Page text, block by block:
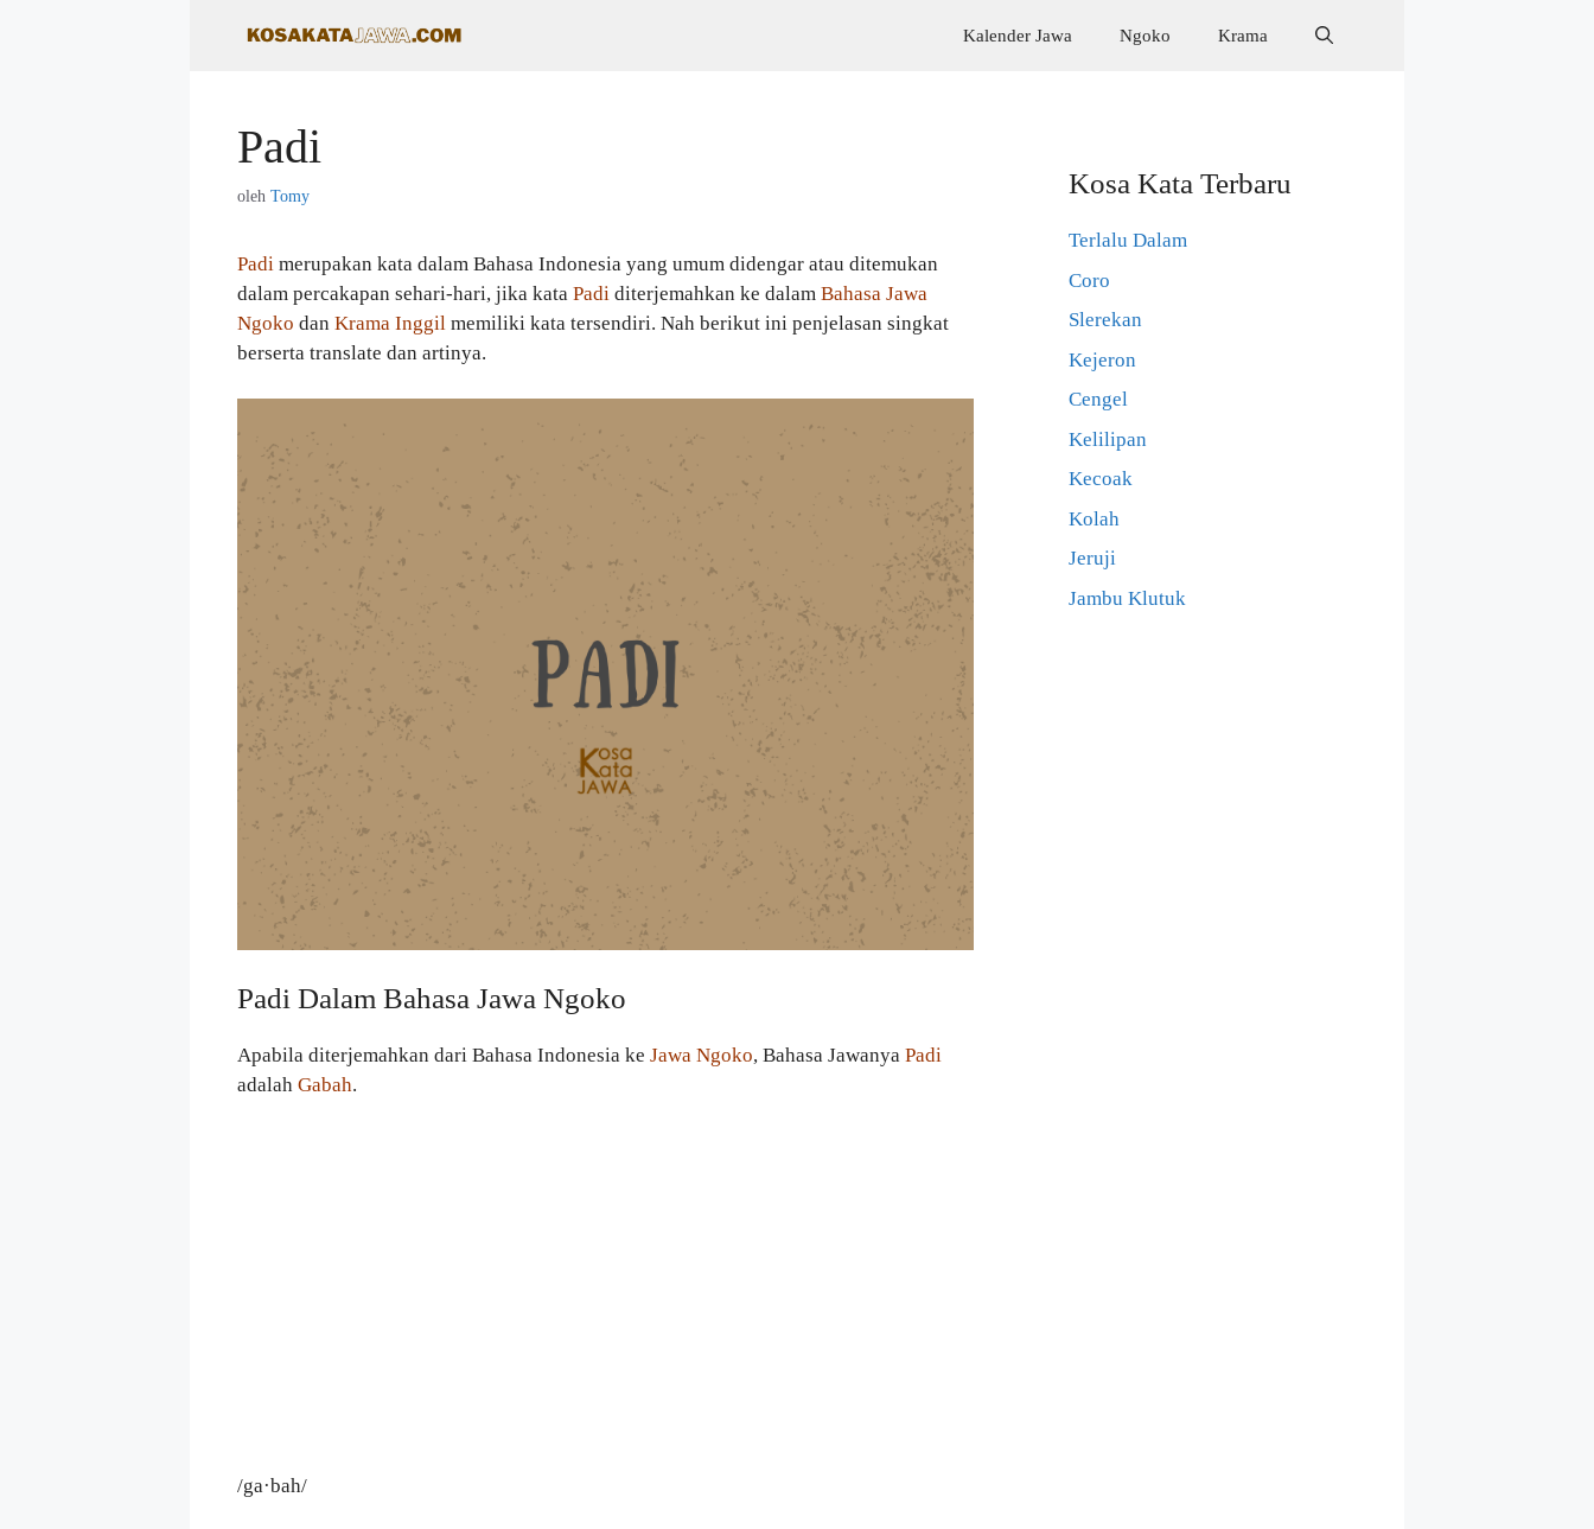
Kalender Jawa Ngoko Krama
Padi
oleh Tomy
Padi merupakan kata dalam Bahasa Indonesia yang umum didengar atau ditemukan
dalam percakapan sehari-hari, jika kata Padi diterjemahkan ke dalam Bahasa Jawa
Ngoko dan Krama Inggil memiliki kata tersendiri. Nah berikut ini penjelasan singkat
berserta translate dan artinya.
Padi Dalam Bahasa Jawa Ngoko
Apabila diterjemahkan dari Bahasa Indonesia ke Jawa Ngoko, Bahasa Jawanya Padi
adalah Gabah.
/ga·bah/
Kosa Kata Terbaru
Terlalu Dalam
Coro
Slerekan
Kejeron
Cengel
Kelilipan
Kecoak
Kolah
Jeruji
Jambu Klutuk